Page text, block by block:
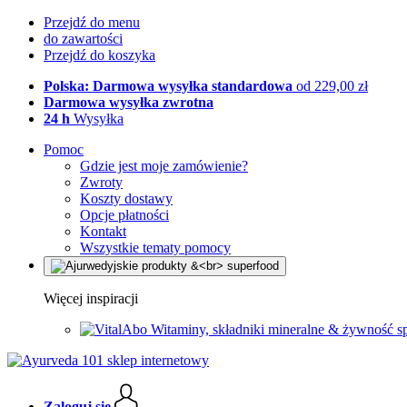
Przejdź do menu
do zawartości
Przejdź do koszyka
Polska: Darmowa wysyłka standardowa od 229,00 zł
Darmowa wysyłka zwrotna
24 h Wysyłka
Pomoc
Gdzie jest moje zamówienie?
Zwroty
Koszty dostawy
Opcje płatności
Kontakt
Wszystkie tematy pomocy
Więcej inspiracji
Witaminy, składniki mineralne & żywność